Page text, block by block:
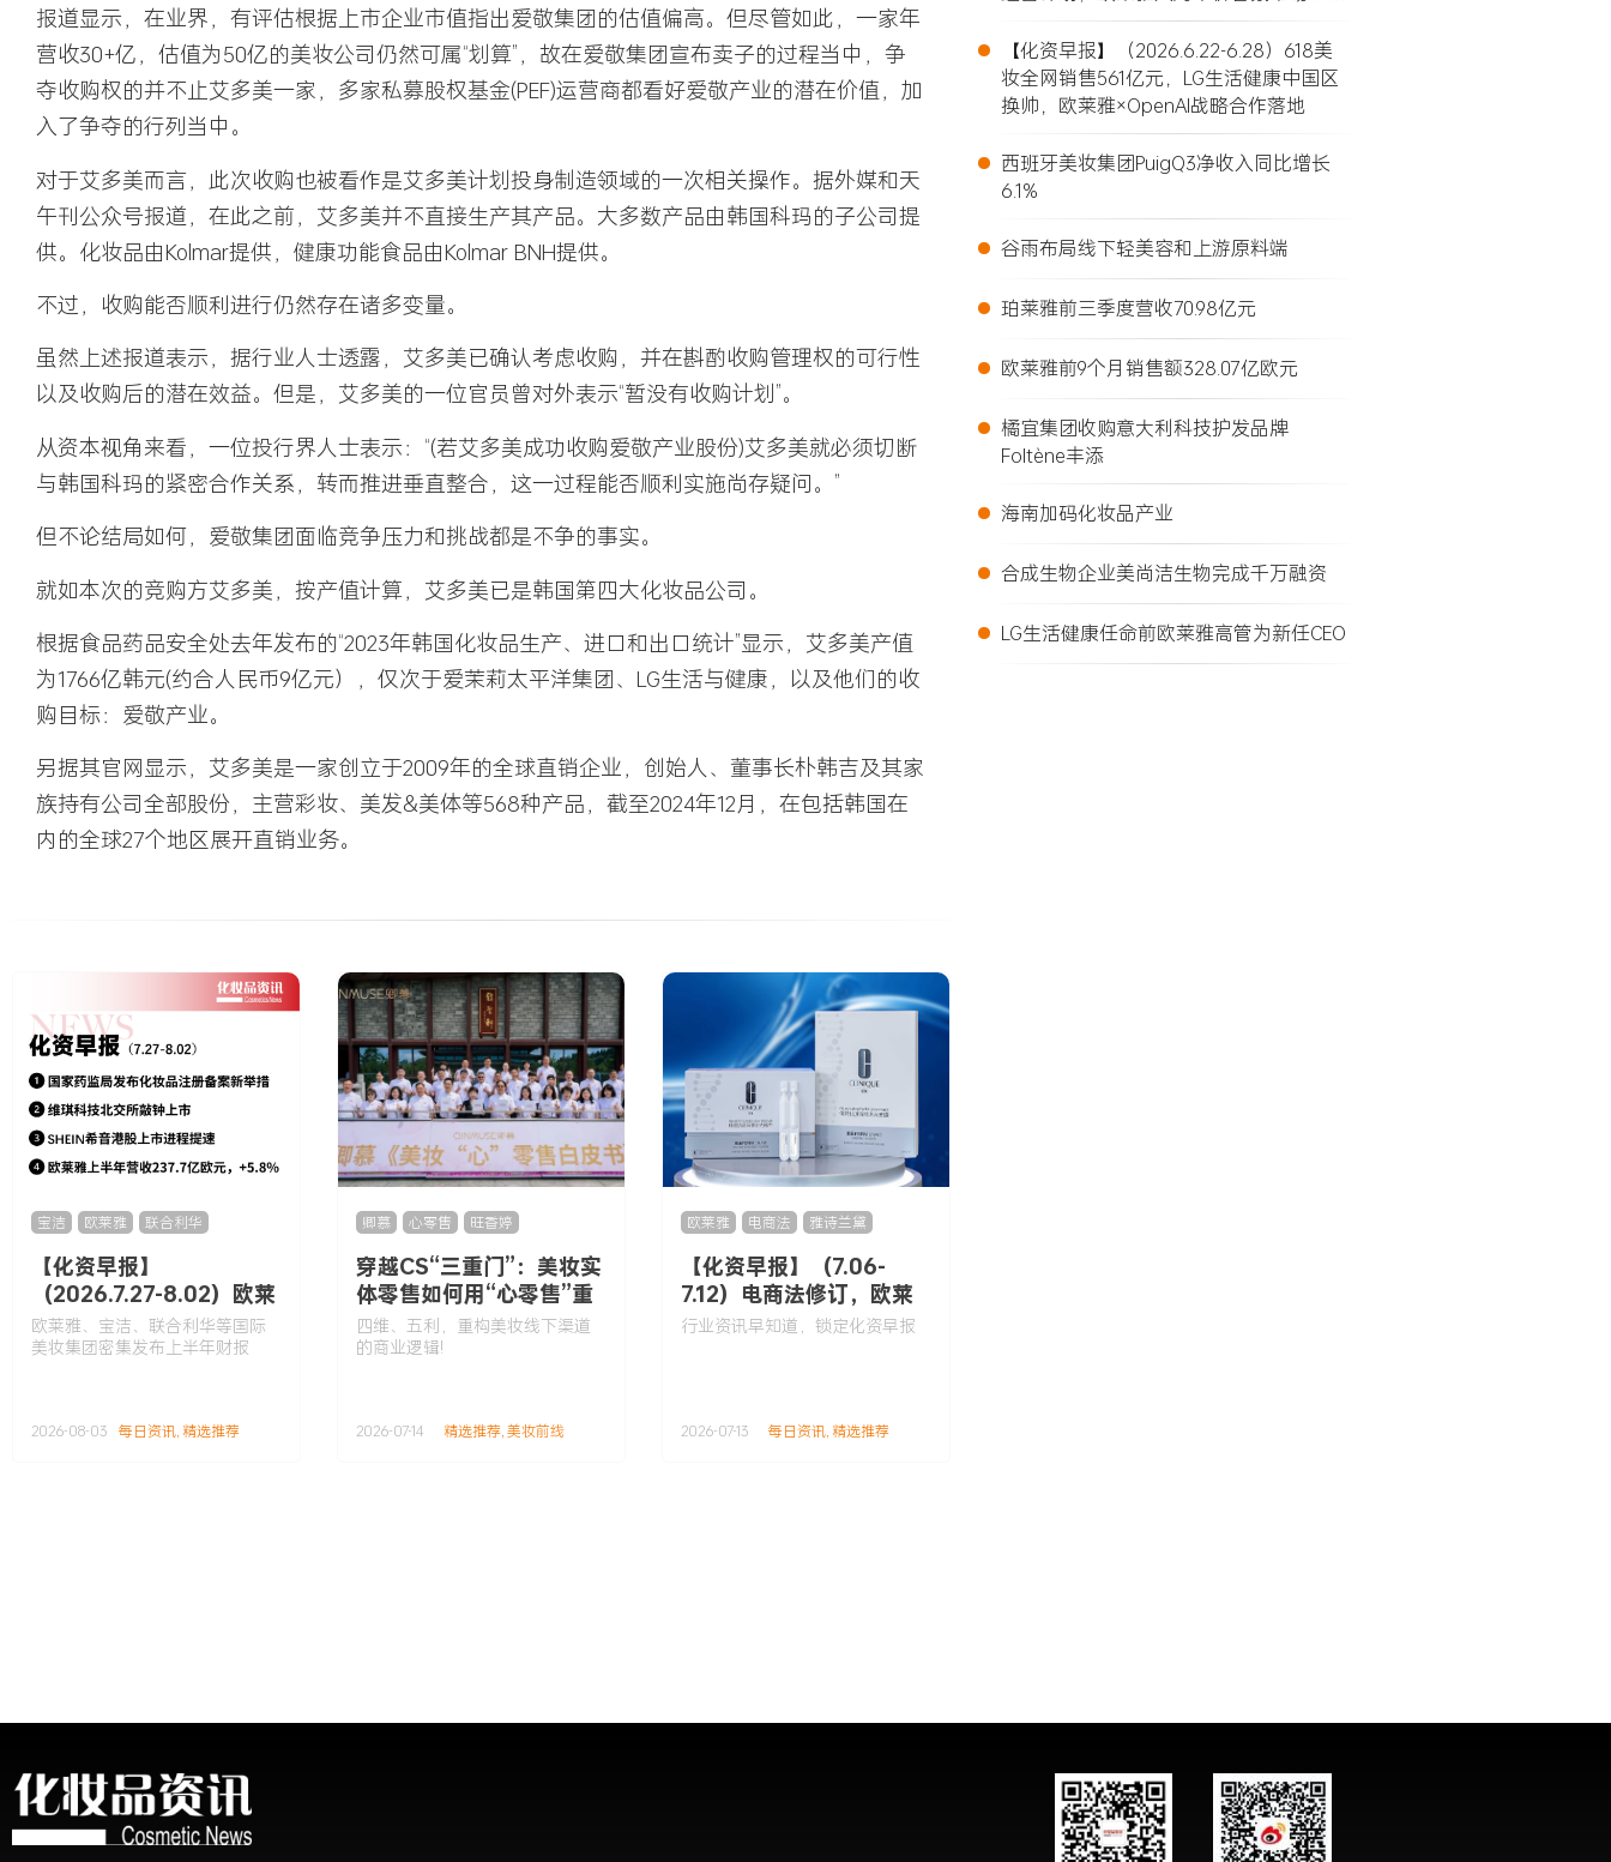
报道显示，在业界，有评估根据上市企业市值指出爱敬集团的估值偏高。但尽管如此，一家年
营收30+亿，估值为50亿的美妆公司仍然可属“划算”，故在爱敬集团宣布卖子的过程当中，争
夺收购权的并不止艾多美一家，多家私募股权基金(PEF)运营商都看好爱敬产业的潜在价值，加
入了争夺的行列当中。
对于艾多美而言，此次收购也被看作是艾多美计划投身制造领域的一次相关操作。据外媒和天
午刊公众号报道，在此之前，艾多美并不直接生产其产品。大多数产品由韩国科玛的子公司提
供。化妆品由Kolmar提供，健康功能食品由Kolmar BNH提供。
不过，收购能否顺利进行仍然存在诸多变量。
虽然上述报道表示，据行业人士透露，艾多美已确认考虑收购，并在斟酌收购管理权的可行性
以及收购后的潜在效益。但是，艾多美的一位官员曾对外表示“暂没有收购计划”。
从资本视角来看，一位投行界人士表示：“(若艾多美成功收购爱敬产业股份)艾多美就必须切断
与韩国科玛的紧密合作关系，转而推进垂直整合，这一过程能否顺利实施尚存疑问。”
但不论结局如何，爱敬集团面临竞争压力和挑战都是不争的事实。
就如本次的竞购方艾多美，按产值计算，艾多美已是韩国第四大化妆品公司。
根据食品药品安全处去年发布的“2023年韩国化妆品生产、进口和出口统计”显示，艾多美产值
为1766亿韩元(约合人民币9亿元），仅次于爱茉莉太平洋集团、LG生活与健康，以及他们的收
购目标：爱敬产业。
另据其官网显示，艾多美是一家创立于2009年的全球直销企业，创始人、董事长朴韩吉及其家
族持有公司全部股份，主营彩妆、美发&美体等568种产品，截至2024年12月，在包括韩国在
内的全球27个地区展开直销业务。
宝洁 欧莱雅 联合利华
【化资早报】
（2026.7.27-8.02）欧莱
雅、宝洁、联合利华等国
际美妆集团密集发布上半
欧莱雅、宝洁、联合利华等国际
美妆集团密集发布上半年财报
2026-08-03 每日资讯,精选推荐
卿慕 心零售 旺香婷
穿越CS“三重门”：美妆实
体零售如何用“心零售”重
构增长逻辑
四维、五利，重构美妆线下渠道
的商业逻辑!
2026-07-14 精选推荐,美妆前线
欧莱雅 电商法 雅诗兰黛
【化资早报】（7.06-
7.12）电商法修订，欧莱
雅提前1年接手Gucci美
行业资讯早知道，锁定化资早报
2026-07-13 每日资讯,精选推荐
•
【化资早报】（2026.6.22-6.28）618美
妆全网销售561亿元，LG生活健康中国区
换帅，欧莱雅×OpenAI战略合作落地
• 西班牙美妆集团PuigQ3净收入同比增长
6.1%
• 谷雨布局线下轻美容和上游原料端
• 珀莱雅前三季度营收70.98亿元
• 欧莱雅前9个月销售额328.07亿欧元
• 橘宜集团收购意大利科技护发品牌
Foltène丰添
• 海南加码化妆品产业
• 合成生物企业美尚洁生物完成千万融资
• LG生活健康任命前欧莱雅高管为新任CEO